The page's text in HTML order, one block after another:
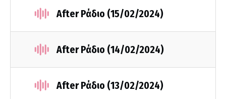
After Ράδιο (15/02/2024)
After Ράδιο (14/02/2024)
After Ράδιο (13/02/2024)